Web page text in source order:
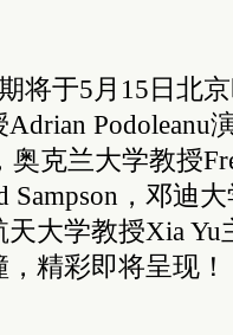
将于5月15日北
Podoleanu
奥克兰大学教授
，邓迪
大学教授Xia
精彩即将呈现！